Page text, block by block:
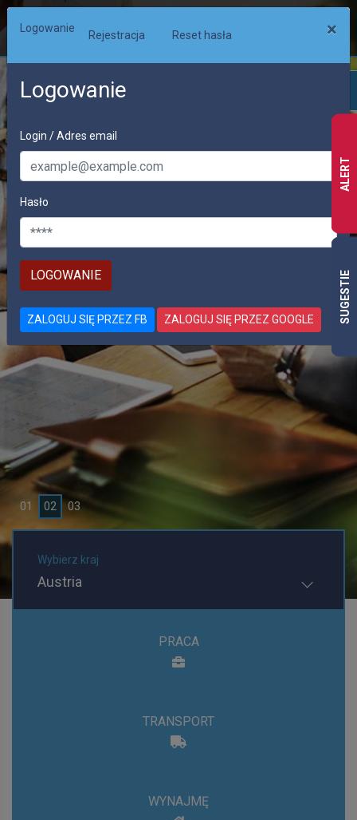
PRACA
OFERTY PRACY W CAŁEJ EUROPIE
Ogłoszenia Praca
01 02 03
Wybierz kraj
Austria
PRACA
TRANSPORT
WYNAJMĘ
Logowanie
Rejestracja Reset hasła ×
Logowanie
Login / Adres email
Hasło
ZALOGUJ SIĘ PRZEZ FB ZALOGUJ SIĘ PRZEZ GOOGLE
ALERT
SUGESTIE